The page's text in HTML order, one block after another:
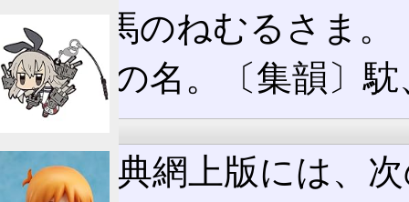
🈩㊁馬のねむるさま。
🈔 馬の名。〔集韻〕
康熙字典網上版には、